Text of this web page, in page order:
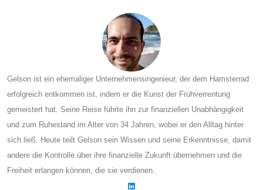
Gelson ist ein ehemaliger Unternehmensingenieur, der dem Hamsterrad
erfolgreich entkommen ist, indem er die Kunst der Frühverrentung
gemeistert hat. Seine Reise führte ihn zur finanziellen Unabhängigkeit
und zum Ruhestand im Alter von 34 Jahren, wobei er den Alltag hinter
sich ließ. Heute teilt Gelson sein Wissen und seine Erkenntnisse, damit
andere die Kontrolle über ihre finanzielle Zukunft übernehmen und die
Freiheit erlangen können, die sie verdienen.